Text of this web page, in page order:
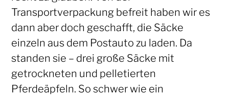
Transportverpackung befreit haben wir es
dann aber doch geschafft, die Säcke
einzeln aus dem Postauto zu laden. Da
standen sie – drei große Säcke mit
getrockneten und pelletierten
Pferdeäpfeln. So schwer wie ein